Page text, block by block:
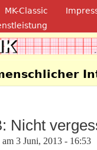
zum Inhalt
MK-Classic
Nicht
am 3 Juni, 2013 - 16:53